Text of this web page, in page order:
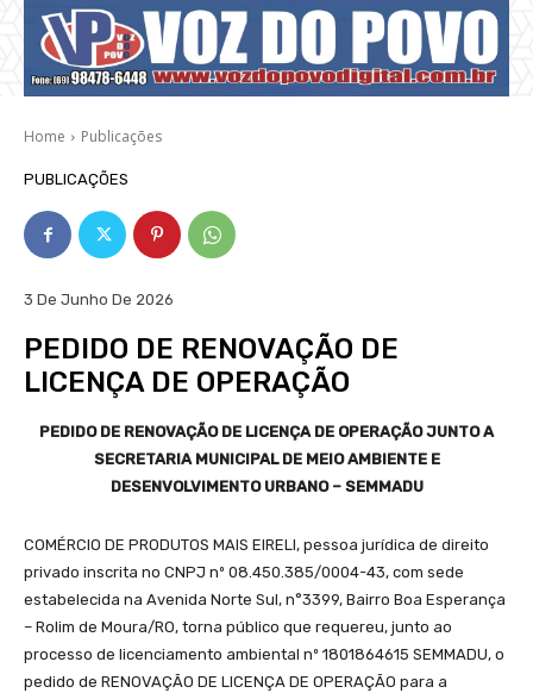
Home Publicações
PUBLICAÇÕES
3 De Junho De 2026
PEDIDO DE RENOVAÇÃO DE
LICENÇA DE OPERAÇÃO
PEDIDO DE RENOVAÇÃO DE LICENÇA DE OPERAÇÃO JUNTO A
SECRETARIA MUNICIPAL DE MEIO AMBIENTE E
DESENVOLVIMENTO URBANO – SEMMADU
COMÉRCIO DE PRODUTOS MAIS EIRELI, pessoa jurídica de direito
privado inscrita no CNPJ nº 08.450.385/0004-43, com sede
estabelecida na Avenida Norte Sul, n°3399, Bairro Boa Esperança
– Rolim de Moura/RO, torna público que requereu, junto ao
processo de licenciamento ambiental nº 1801864615 SEMMADU, o
pedido de RENOVAÇÃO DE LICENÇA DE OPERAÇÃO para a